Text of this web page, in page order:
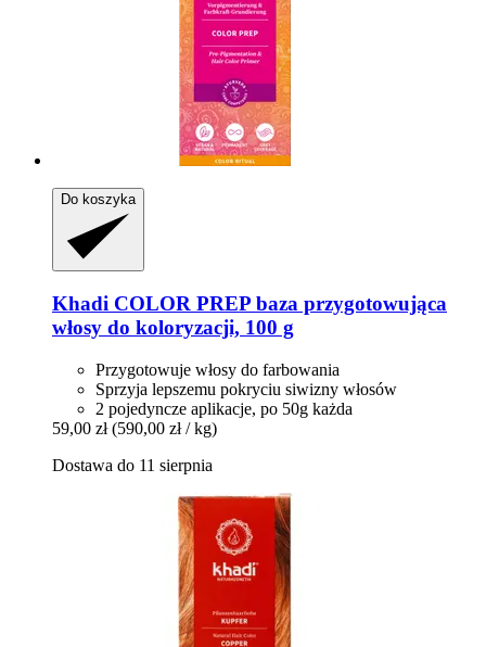
Do koszyka
Khadi COLOR PREP baza przygotowująca
włosy do koloryzacji, 100 g
Przygotowuje włosy do farbowania
Sprzyja lepszemu pokryciu siwizny włosów
2 pojedyncze aplikacje, po 50g każda
59,00 zł (590,00 zł / kg)
Dostawa do 11 sierpnia